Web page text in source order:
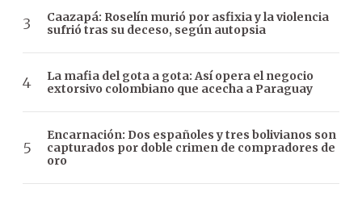
Caazapá: Roselín murió por asfixia y la violencia
sufrió tras su deceso, según autopsia
La mafia del gota a gota: Así opera el negocio
extorsivo colombiano que acecha a Paraguay
Encarnación: Dos españoles y tres bolivianos son
capturados por doble crimen de compradores de
oro